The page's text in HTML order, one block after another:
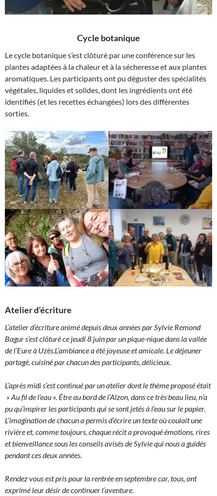
Cycle botanique
Le cycle botanique s’est clôturé par une conférence sur les
plantes adaptées à la chaleur et à la sécheresse et aux plantes
aromatiques. Les participants ont pu déguster des spécialités
végétales, liquides et solides, dont les ingrédients ont été
identifiés (et les recettes échangées) lors des différentes
sorties.
Atelier d’écriture
L’atelier d’écriture animé depuis deux années par Sylvie Remond
Bagur s’est clôturé ce jeudi 8 juin par un pique-nique dans la vallée
de l’Eure à Uzès.L’ambiance a été joyeuse et amicale. Le déjeuner
partagé, cuisiné par chacun des participants, délicieux.
L’après midi s’est continué par un atelier dont le thème proposé était
» Au fil de l’eau ». Être au bord de l’Alzon, dans ce très beau lieu, n’a
pu qu’inspirer les participants qui se sont jetés à l’eau sur le papier.
L’imagination de chacun a permis d’écrire un texte où coulait une
rivière et, comme toujours, chaque récit a provoqué émotions, rires
et bienveillance sous les conseils avisés de Sylvie qui nous a guidés
pendant ces deux années.
Rendez vous est pris pour la rentrée en septembre car, tous, ont
exprimé leur désir de continuer l’aventure.